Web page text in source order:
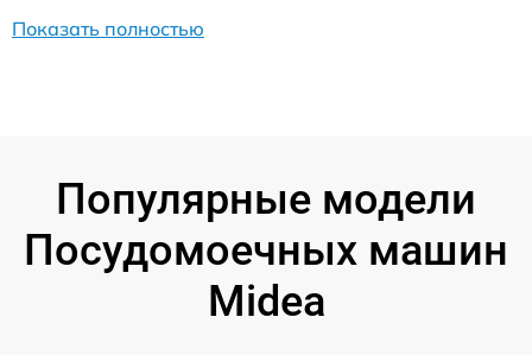
Показать полностью
Популярные модели
Посудомоечных машин
Midea